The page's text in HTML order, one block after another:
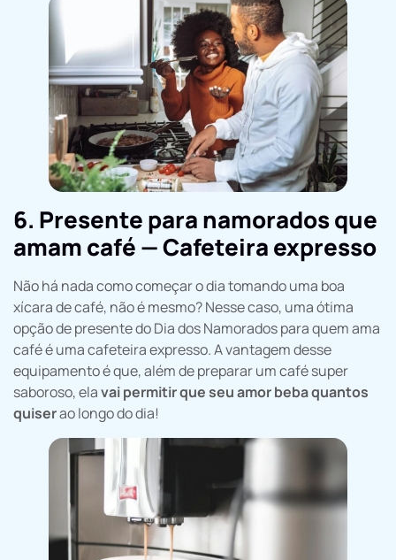
6. Presente para namorados que
amam café — Cafeteira expresso
Não há nada como começar o dia tomando uma boa
xícara de café, não é mesmo? Nesse caso, uma ótima
opção de presente do Dia dos Namorados para quem ama
café é uma cafeteira expresso. A vantagem desse
equipamento é que, além de preparar um café super
saboroso, elavai permitir que seu amor beba quantos
quiserao longo do dia!